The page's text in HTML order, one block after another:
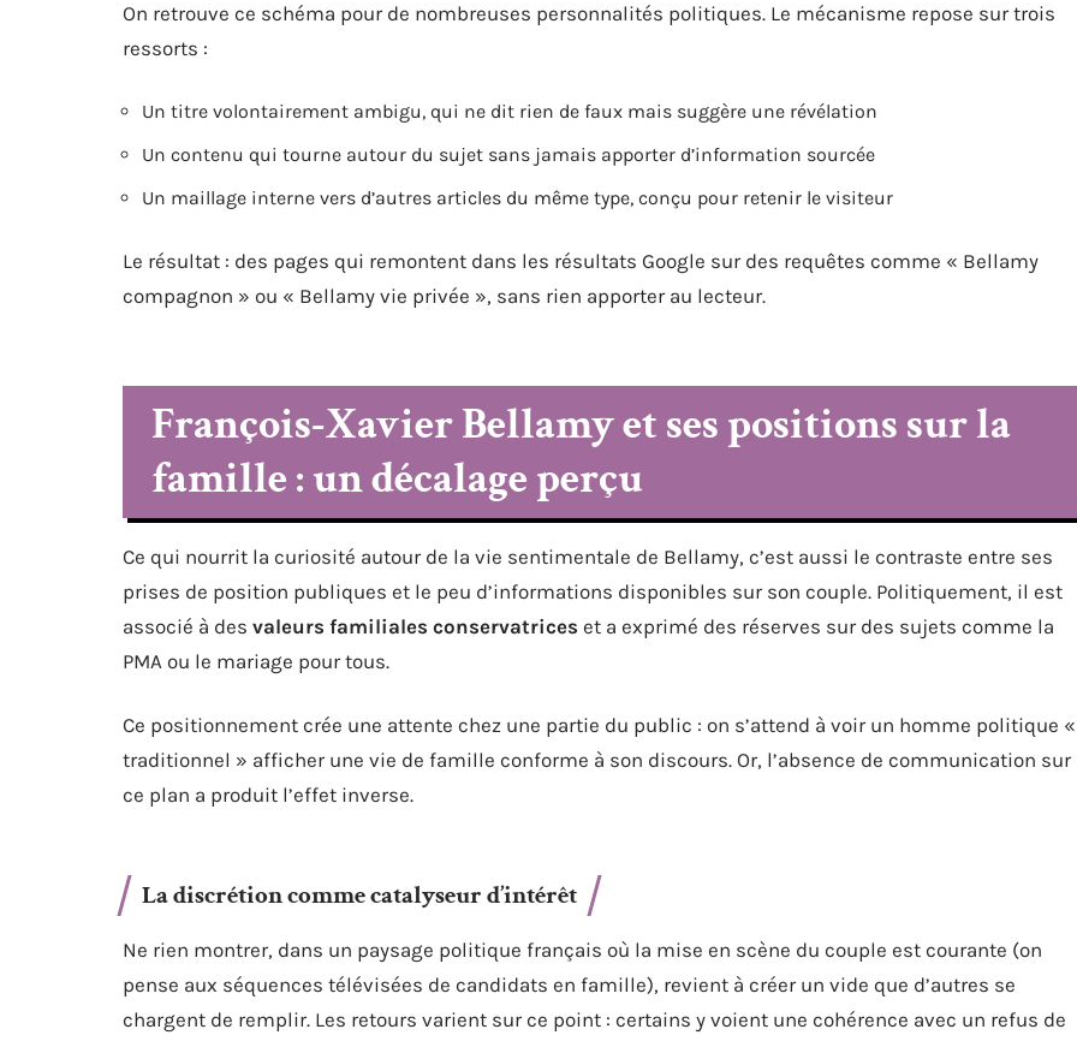
On retrouve ce schéma pour de nombreuses personnalités politiques. Le mécanisme repose sur trois
ressorts :
Un titre volontairement ambigu, qui ne dit rien de faux mais suggère une révélation
Un contenu qui tourne autour du sujet sans jamais apporter d’information sourcée
Un maillage interne vers d’autres articles du même type, conçu pour retenir le visiteur
Le résultat : des pages qui remontent dans les résultats Google sur des requêtes comme « Bellamy
compagnon » ou « Bellamy vie privée », sans rien apporter au lecteur.
François-Xavier Bellamy et ses positions sur la
famille : un décalage perçu
Ce qui nourrit la curiosité autour de la vie sentimentale de Bellamy, c’est aussi le contraste entre ses
prises de position publiques et le peu d’informations disponibles sur son couple. Politiquement, il est
associé à des valeurs familiales conservatrices et a exprimé des réserves sur des sujets comme la
PMA ou le mariage pour tous.
Ce positionnement crée une attente chez une partie du public : on s’attend à voir un homme politique «
traditionnel » afficher une vie de famille conforme à son discours. Or, l’absence de communication sur
ce plan a produit l’effet inverse.
La discrétion comme catalyseur d’intérêt
Ne rien montrer, dans un paysage politique français où la mise en scène du couple est courante (on
pense aux séquences télévisées de candidats en famille), revient à créer un vide que d’autres se
chargent de remplir. Les retours varient sur ce point : certains y voient une cohérence avec un refus de